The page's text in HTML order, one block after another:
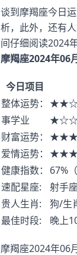
谈到摩羯座今日
析，此外，还有
间仔细阅读2024
摩羯座2024年06
今日项目
整体运势：
事学业
财富运势：
爱情运势：
健康指数：
67%
速配星座:
射手
贵人生肖:
狗/生
最佳时段:
晚上
摩羯座2024年06